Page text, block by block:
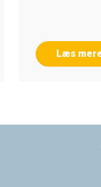
Læs